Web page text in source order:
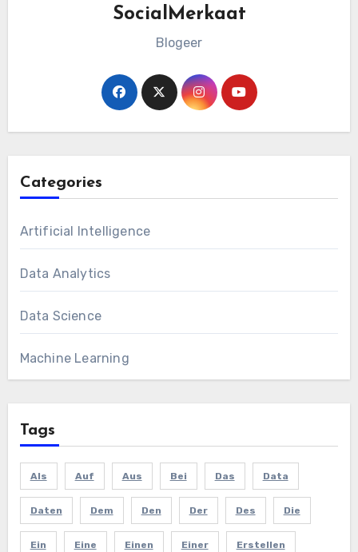
SocialMerkaat
Blogeer
Categories
Artificial Intelligence
Data Analytics
Data Science
Machine Learning
Tags
Als Auf Aus Bei Das Data
Daten Dem Den Der Des Die
Ein Eine Einen Einer Erstellen